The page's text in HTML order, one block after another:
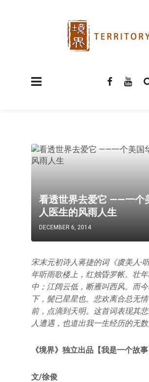
看透世界去爱它 ——一个
人医生的风雨人生
DECEMBER 6, 2014
宋末元初诗人蒋捷的词《虞美人-
年听雨歌楼上，红烛昏罗帐。壮
中；江阔云低，断雁叫西风。而
下，鬓已星星也。悲欢离合总无
前，点滴到天明。这首词表现其
人遭遇，也道出我一生经历的无数
《境界》独立出品【我是一个故事
文/徐俊